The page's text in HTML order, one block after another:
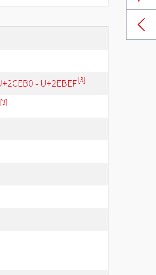
- U+2EBEF[3]
[3]